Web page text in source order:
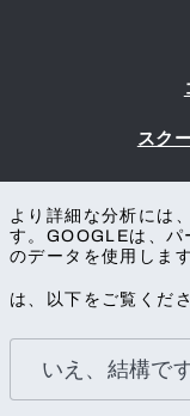
スク
より詳細な分析には
す。GOOGLEは、パ
のデータを使用しま
は、以下をご覧くださ
いえ、結構です